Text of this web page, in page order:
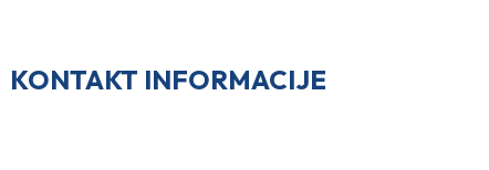
KONTAKT INFORMACIJE